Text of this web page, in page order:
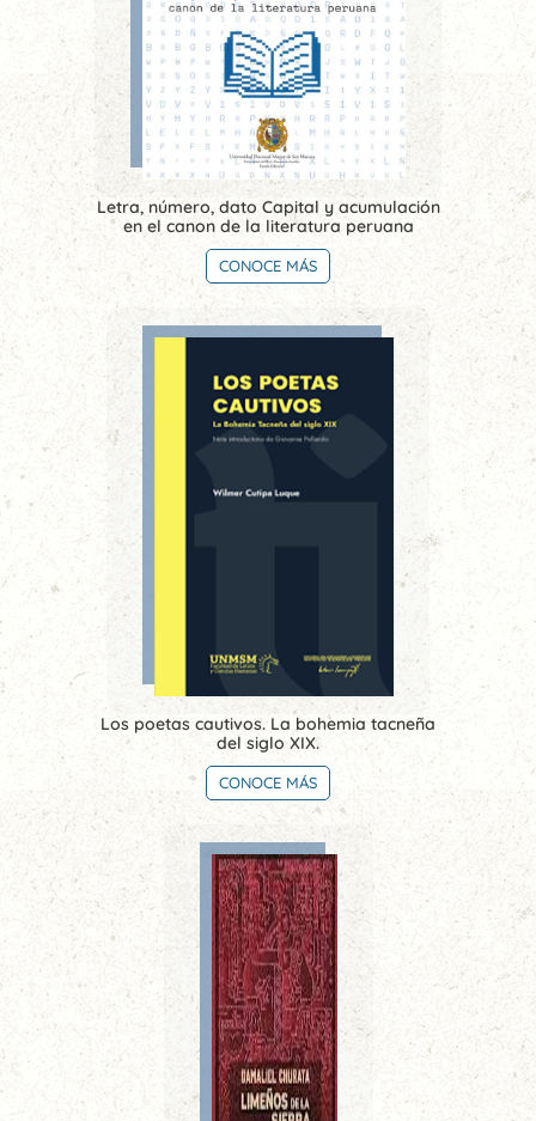
Letra, número, dato Capital y acumulación
en el canon de la literatura peruana
CONOCE MÁS
Los poetas cautivos. La bohemia tacneña
del siglo XIX.
CONOCE MÁS